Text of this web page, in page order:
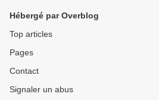
Hébergé par Overblog
Top articles
Pages
Contact
Signaler un abus